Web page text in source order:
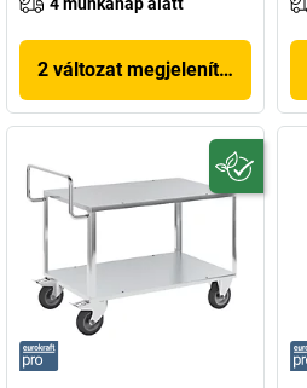
2 változat megjelenítése